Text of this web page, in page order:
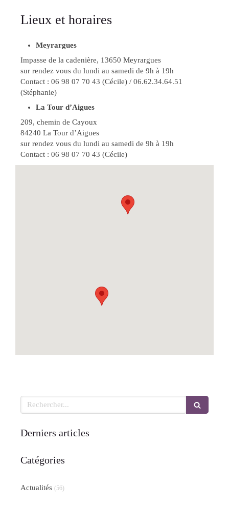
Lieux et horaires
Meyrargues
Impasse de la cadenière, 13650 Meyrargues
sur rendez vous du lundi au samedi de 9h à 19h
Contact : 06 98 07 70 43 (Cécile) / 06.62.34.64.51
(Stéphanie)
La Tour d’Aigues
209, chemin de Cayoux
84240 La Tour d’Aigues
sur rendez vous du lundi au samedi de 9h à 19h
Contact : 06 98 07 70 43 (Cécile)
Rechercher
Derniers articles
Catégories
Actualités (56)